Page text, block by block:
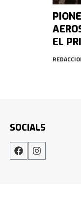
EL
SOCIALS